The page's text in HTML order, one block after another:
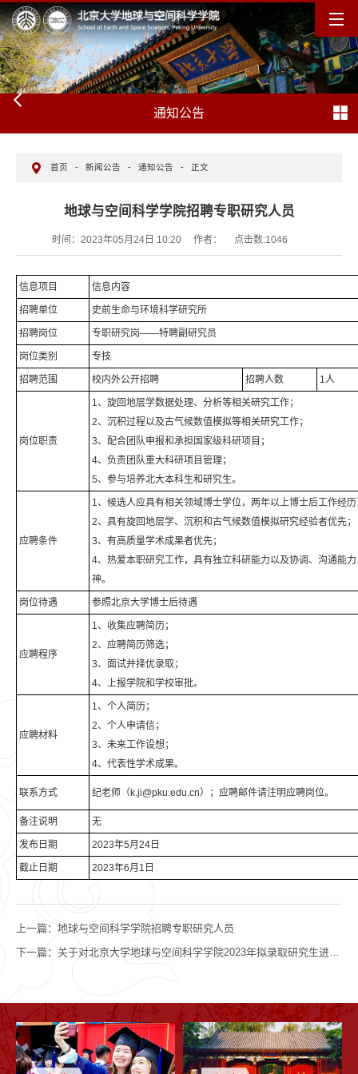
通知公告
首页 - 新闻公告 - 通知公告 - 正文
地球与空间科学学院招聘专职研究人员
时间：2023年05月24日 10:20 作者： 点击数:1046
信息项目 信息内容
招聘单位 史前生命与环境科学研究所
招聘岗位 专职研究岗——特聘副研究员
岗位类别 专技
招聘范围 校内外公开招聘 招聘人数 1人
岗位职责
1、旋回地层学数据处理、分析等相关研究工作；
2、沉积过程以及古气候数值模拟等相关研究工作；
3、配合团队申报和承担国家级科研项目；
4、负责团队重大科研项目管理；
5、参与培养北大本科生和研究生。
应聘条件
1、候选人应具有相关领域博士学位，两年以上博士后工作经
2、具有旋回地层学、沉积和古气候数值模拟研究经验者优先；
3、有高质量学术成果者优先；
4、热爱本职研究工作，具有独立科研能力以及协调、沟通能
神。
岗位待遇 参照北京大学博士后待遇
应聘程序
1、收集应聘简历；
2、应聘简历筛选；
3、面试并择优录取；
4、上报学院和学校审批。
应聘材料
1、个人简历；
2、个人申请信；
3、未来工作设想；
4、代表性学术成果。
联系方式 纪老师（k.ji@pku.edu.cn）；应聘邮件请注明应聘岗位。
备注说明 无
发布日期 2023年5月24日
截止日期 2023年6月1日
上一篇： 地球与空间科学学院招聘专职研究人员
下一篇： 关于对北京大学地球与空间科学学院2023年拟录取研究生进行思想政治审查的通知